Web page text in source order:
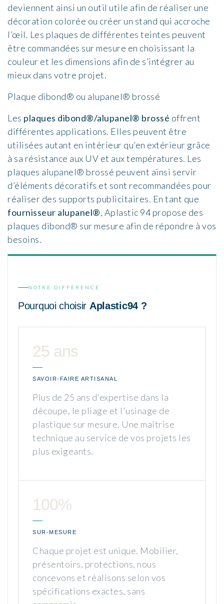
deviennent ainsi un outil utile afin de réaliser une
décoration colorée ou créer un stand qui accroche
l’œil. Les plaques de différentes teintes peuvent
être commandées sur mesure en choisissant la
couleur et les dimensions afin de s’intégrer au
mieux dans votre projet.
Plaque dibond® ou alupanel® brossé
Les plaques dibond®/alupanel® brossé offrent
différentes applications. Elles peuvent être
utilisées autant en intérieur qu’en extérieur grâce
à sa résistance aux UV et aux températures. Les
plaques alupanel® brossé peuvent ainsi servir
d’éléments décoratifs et sont recommandées pour
réaliser des supports publicitaires. En tant que
fournisseur alupanel®, Aplastic 94 propose des
plaques dibond® sur mesure afin de répondre à vos
besoins.
NOTRE DIFFÉRENCE
Pourquoi choisir Aplastic94 ?
25 ans
SAVOIR-FAIRE ARTISANAL
Plus de 25 ans d'expertise dans la
découpe, le pliage et l'usinage de
plastique sur mesure. Une maîtrise
technique au service de vos projets les
plus exigeants.
100%
SUR-MESURE
Chaque projet est unique. Mobilier,
présentoirs, protections, nous
concevons et réalisons selon vos
spécifications exactes, sans